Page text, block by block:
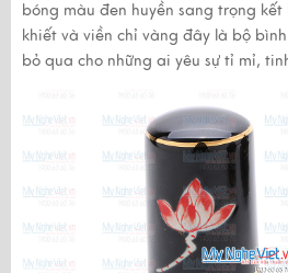
bóng màu đen huyền sang trọng
khiết và viền chỉ vàng đây là bộ
bỏ qua cho những ai yêu sự tỉ mỉ,